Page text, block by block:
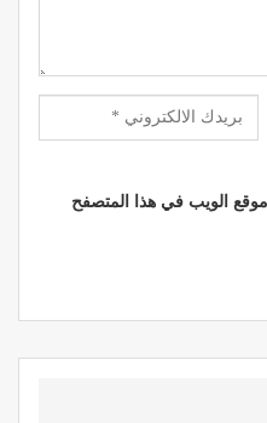
الويب في هذا المتصفح